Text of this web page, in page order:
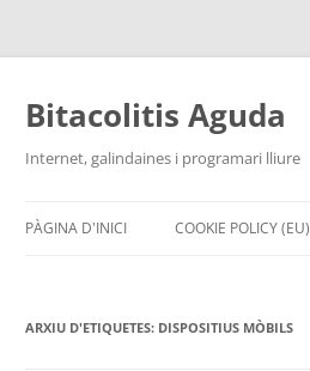
Vés
contingut
Bitacolitis Aguda
Internet, galindaines i programari lliure
PÀGINA D'INICI COOKIE POLICY (EU)
ARXIU D'ETIQUETES: DISPOSITIUS MÒBILS